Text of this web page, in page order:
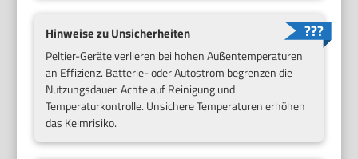
Hinweise zu Unsicherheiten
Peltier-Geräte verlieren bei hohen Außentemperaturen
an Effizienz. Batterie- oder Autostrom begrenzen die
Nutzungsdauer. Achte auf Reinigung und
Temperaturkontrolle. Unsichere Temperaturen erhöhen
das Keimrisiko.